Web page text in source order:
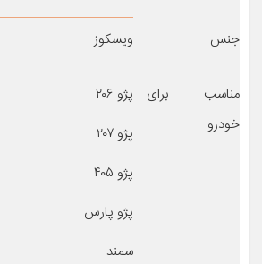
جنس ویسکوز
مناسب برای
خودرو
پژو ۲۰۶
پژو ۲۰۷
پژو ۴۰۵
پژو پارس
سمند